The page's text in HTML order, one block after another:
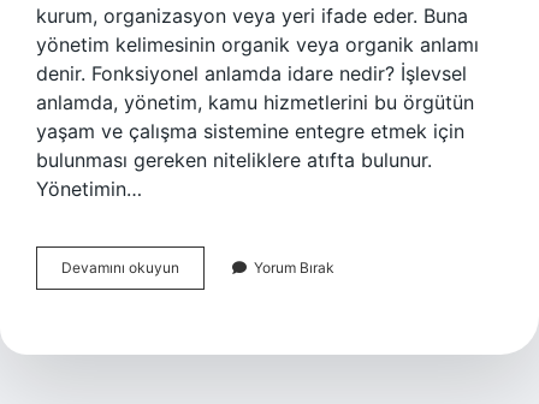
kurum, organizasyon veya yeri ifade eder. Buna
yönetim kelimesinin organik veya organik anlamı
denir. Fonksiyonel anlamda idare nedir? İşlevsel
anlamda, yönetim, kamu hizmetlerini bu örgütün
yaşam ve çalışma sistemine entegre etmek için
bulunması gereken niteliklere atıfta bulunur.
Yönetimin…
Devamını okuyun
Fonksiyon
Yorum Bırak